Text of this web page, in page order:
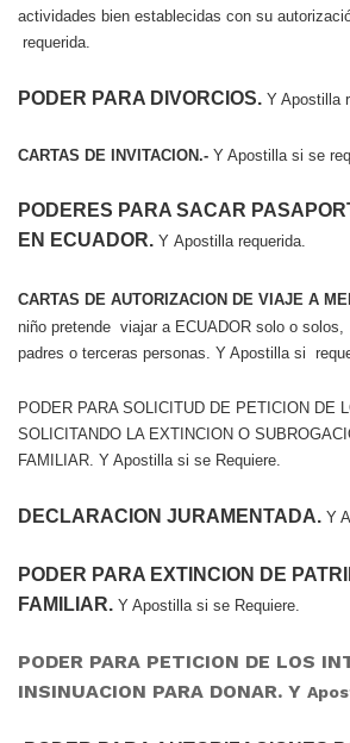
actividades bien establecidas con su
requerida.
PODER PARA DIVORCIOS. Y Apostilla
CARTAS DE INVITACION.- Y Apostilla si se
PODERES PARA SACAR
EN ECUADOR. Y Apostilla requerida.
CARTAS DE AUTORIZACION DE VIAJE A
niño pretende viajar a ECUADOR solo o
padres o terceras personas. Y Apostilla si
PODER PARA SOLICITUD DE PETICION DE
SOLICITANDO LA EXTINCION O
FAMILIAR. Y Apostilla si se Requiere.
DECLARACION JURAMENTADA. Y
PODER PARA EXTINCION DE
FAMILIAR. Y Apostilla si se Requiere.
PODER PARA PETICION DE LOS
INSINUACION PARA DONAR. Y